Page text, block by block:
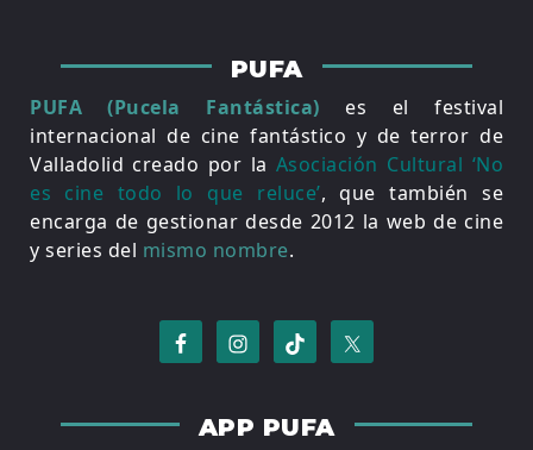
PUFA
PUFA (Pucela Fantástica) es el festival
internacional de cine fantástico y de terror de
Valladolid creado por la Asociación Cultural ‘No
es cine todo lo que reluce’, que también se
encarga de gestionar desde 2012 la web de cine
y series del mismo nombre.
APP PUFA